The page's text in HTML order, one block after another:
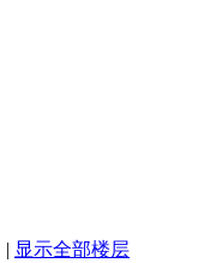
| 显示全部楼层